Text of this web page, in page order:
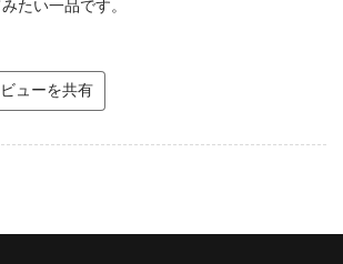
たい一品です。
ューを共有